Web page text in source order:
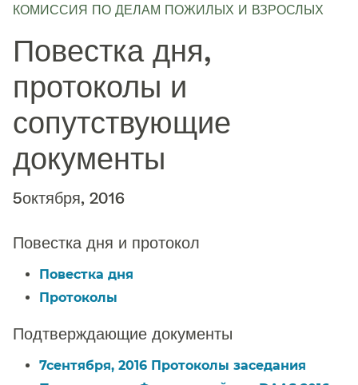
КОМИССИЯ ПО ДЕЛАМ ПОЖИЛЫХ И ВЗРОСЛЫХ
Повестка дня,
протоколы и
сопутствующие
документы​​
5октября, 2016​​
Повестка дня и протокол​​
Повестка дня​​
Протоколы​​
Подтверждающие документы​​
7сентября, 2016 Протоколы заседания​​